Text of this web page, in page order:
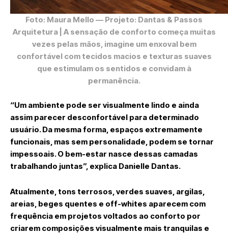
Foto: Maura Mello — Projeto: Dantas & Passos
Arquitetura | A sensação de conforto começa muitas
vezes pelas mãos, imagine um enxoval bem
confortável com tecidos macios e texturas suaves
que estimulam os sentidos e convidam à
permanência.
“Um ambiente pode ser visualmente lindo e ainda
assim parecer desconfortável para determinado
usuário. Da mesma forma, espaços extremamente
funcionais, mas sem personalidade, podem se tornar
impessoais. O bem-estar nasce dessas camadas
trabalhando juntas”, explica Danielle Dantas.
Atualmente, tons terrosos, verdes suaves, argilas,
areias, beges quentes e off-whites aparecem com
frequência em projetos voltados ao conforto por
criarem composições visualmente mais tranquilas e